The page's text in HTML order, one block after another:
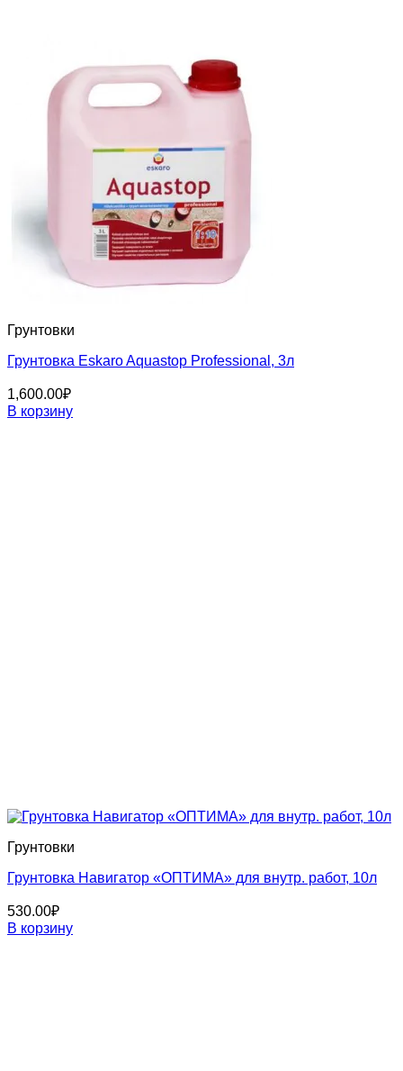
Грунтовки
Грунтовка Eskaro Aquastop Professional, 3л
1,600.00₽
В корзину
Грунтовки
Грунтовка Навигатор «ОПТИМА» для внутр. работ, 10л
530.00₽
В корзину